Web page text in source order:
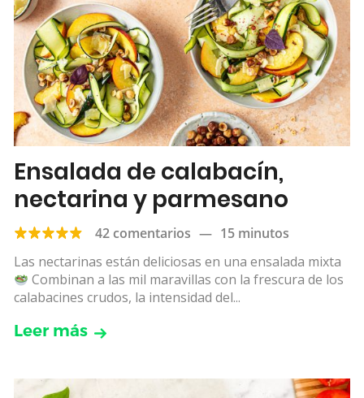
Ensalada de calabacín,
nectarina y parmesano
42 comentarios — 15 minutos
Las nectarinas están deliciosas en una ensalada mixta
Combinan a las mil maravillas con la frescura de los
calabacines crudos, la intensidad del...
Leer más